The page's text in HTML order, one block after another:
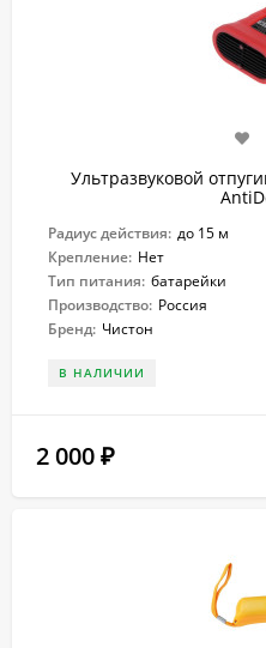
Ультразвуковой
Радиус действия: до 15 м
Крепление: Нет
Тип питания: батарейки
Производство: Россия
Бренд: Чистон
В НАЛИЧИИ
2 000 ₽